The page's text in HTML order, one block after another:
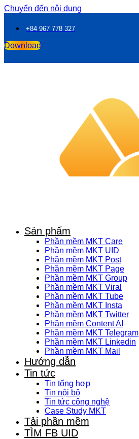
Chuyển đến nội dung
+84 967 778 327
Download
Sản phẩm
Phần mềm MKT Care
Phần mềm MKT UID
Phần mềm MKT Post
Phần mềm MKT Page
Phần mềm MKT Group
Phần mềm MKT Viral
Phần mềm MKT Tube
Phần mềm MKT Insta
Phần mềm MKT Twitter
Phần mềm Content AI
Phần mềm MKT Telegram
Phần mềm MKT Linkedin
Phần mềm MKT Mail
Hướng dẫn
Tin tức
Tin tổng hợp
Tin nội bộ
Tin tức công nghệ
Case Study MKT
Tải phần mềm
TÌM FB UID